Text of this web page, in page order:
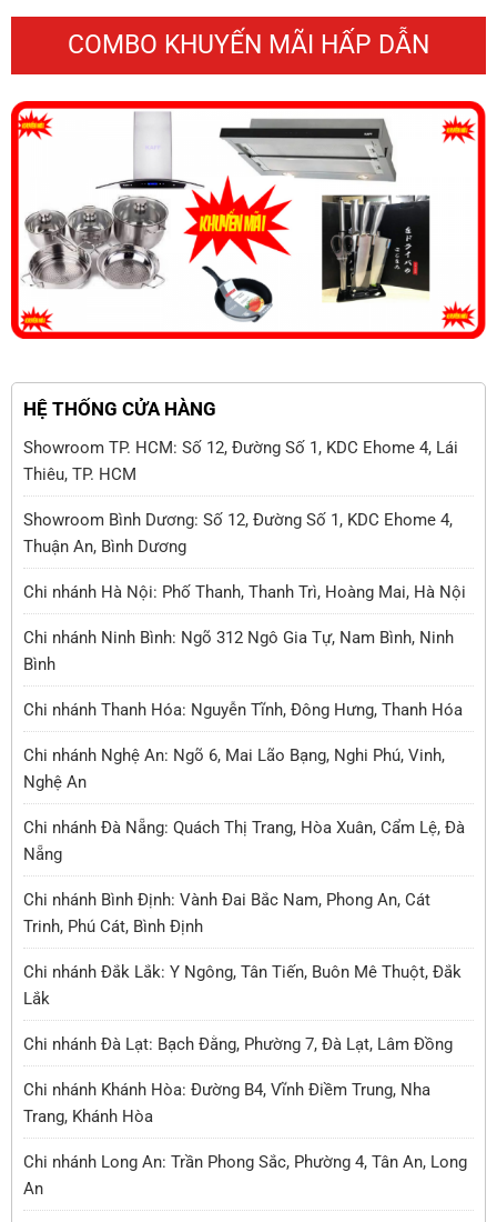
17.400.000 ₫.
COMBO KHUYẾN MÃI HẤP DẪN
HỆ THỐNG CỬA HÀNG
Showroom TP. HCM: Số 12, Đường Số 1, KDC Ehome 4, Lái
Thiêu, TP. HCM
Showroom Bình Dương: Số 12, Đường Số 1, KDC Ehome 4,
Thuận An, Bình Dương
Chi nhánh Hà Nội: Phố Thanh, Thanh Trì, Hoàng Mai, Hà Nội
Chi nhánh Ninh Bình: Ngõ 312 Ngô Gia Tự, Nam Bình, Ninh
Bình
Chi nhánh Thanh Hóa: Nguyễn Tĩnh, Đông Hưng, Thanh Hóa
Chi nhánh Nghệ An: Ngõ 6, Mai Lão Bạng, Nghi Phú, Vinh,
Nghệ An
Chi nhánh Đà Nẵng: Quách Thị Trang, Hòa Xuân, Cẩm Lệ, Đà
Nẵng
Chi nhánh Bình Định: Vành Đai Bắc Nam, Phong An, Cát
Trinh, Phú Cát, Bình Định
Chi nhánh Đắk Lắk: Y Ngông, Tân Tiến, Buôn Mê Thuột, Đắk
Lắk
Chi nhánh Đà Lạt: Bạch Đằng, Phường 7, Đà Lạt, Lâm Đồng
Chi nhánh Khánh Hòa: Đường B4, Vĩnh Điềm Trung, Nha
Trang, Khánh Hòa
Chi nhánh Long An: Trần Phong Sắc, Phường 4, Tân An, Long
An